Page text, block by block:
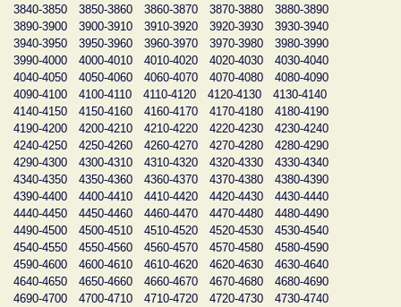
3840-3850
3850-3860 3860-3870 3870-3880
3880-3890
3890-3900
3900-3910 3910-3920 3920-3930
3930-3940
3940-3950
3950-3960 3960-3970 3970-3980
3980-3990
3990-4000
4000-4010 4010-4020 4020-4030
4030-4040
4040-4050
4050-4060 4060-4070 4070-4080
4080-4090
4090-4100
4100-4110 4110-4120 4120-4130
4130-4140
4140-4150
4150-4160 4160-4170 4170-4180
4180-4190
4190-4200
4200-4210 4210-4220 4220-4230
4230-4240
4240-4250
4250-4260 4260-4270 4270-4280
4280-4290
4290-4300
4300-4310 4310-4320 4320-4330
4330-4340
4340-4350
4350-4360 4360-4370 4370-4380
4380-4390
4390-4400
4400-4410 4410-4420 4420-4430
4430-4440
4440-4450
4450-4460 4460-4470 4470-4480
4480-4490
4490-4500
4500-4510 4510-4520 4520-4530
4530-4540
4540-4550
4550-4560 4560-4570 4570-4580
4580-4590
4590-4600
4600-4610 4610-4620 4620-4630
4630-4640
4640-4650
4650-4660 4660-4670 4670-4680
4680-4690
4690-4700
4700-4710 4710-4720 4720-4730
4730-4740